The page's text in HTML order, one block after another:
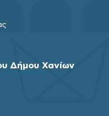
Δήμου Χανίων